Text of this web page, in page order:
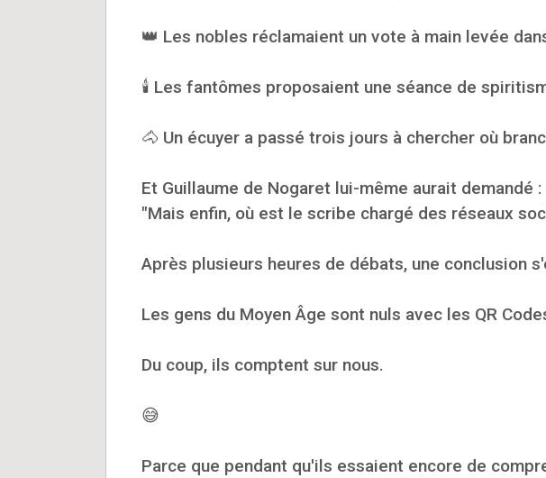
👑 Les nobles réclamaient un vote à main levée
🕯️ Les fantômes proposaient une séance de
🐴 Un écuyer a passé trois jours à chercher où
Et Guillaume de Nogaret lui-même aurait demandé :
"Mais enfin, où est le scribe chargé des réseaux
Après plusieurs heures de débats, une conclusion
Les gens du Moyen Âge sont nuls avec les QR
Du coup, ils comptent sur nous.
😅
Parce que pendant qu'ils essaient encore de